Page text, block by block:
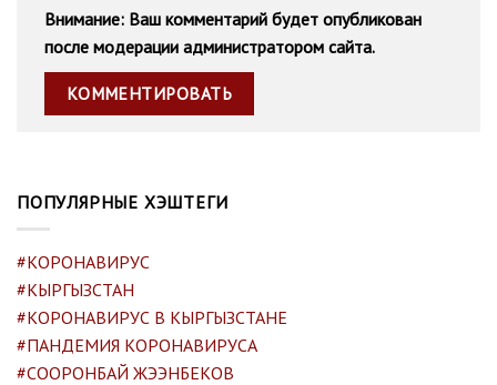
Внимание: Ваш комментарий будет опубликован
после модерации администратором сайта.
ПОПУЛЯРНЫЕ ХЭШТЕГИ
#КОРОНАВИРУС
#КЫРГЫЗСТАН
#КОРОНАВИРУС В КЫРГЫЗСТАНЕ
#ПАНДЕМИЯ КОРОНАВИРУСА
#СООРОНБАЙ ЖЭЭНБЕКОВ